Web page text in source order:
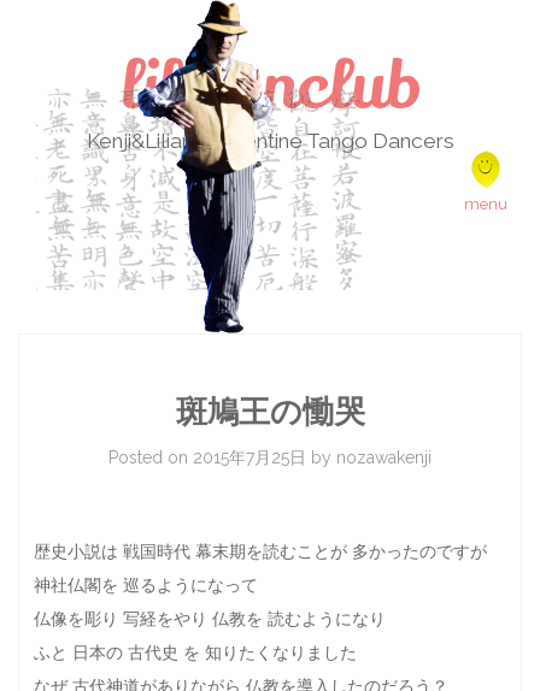
lilikenclub
Kenji&Liliana Argentine Tango Dancers
Skip to content
斑鳩王の慟哭
Posted on 2015年7月25日 by nozawakenji
歴史小説は 戦国時代 幕末期を読むことが 多かったのですが
神社仏閣を 巡るようになって
仏像を彫り 写経をやり 仏教を 読むようになり
ふと 日本の 古代史 を 知りたくなりました
なぜ 古代神道がありながら 仏教を導入したのだろう？
menu